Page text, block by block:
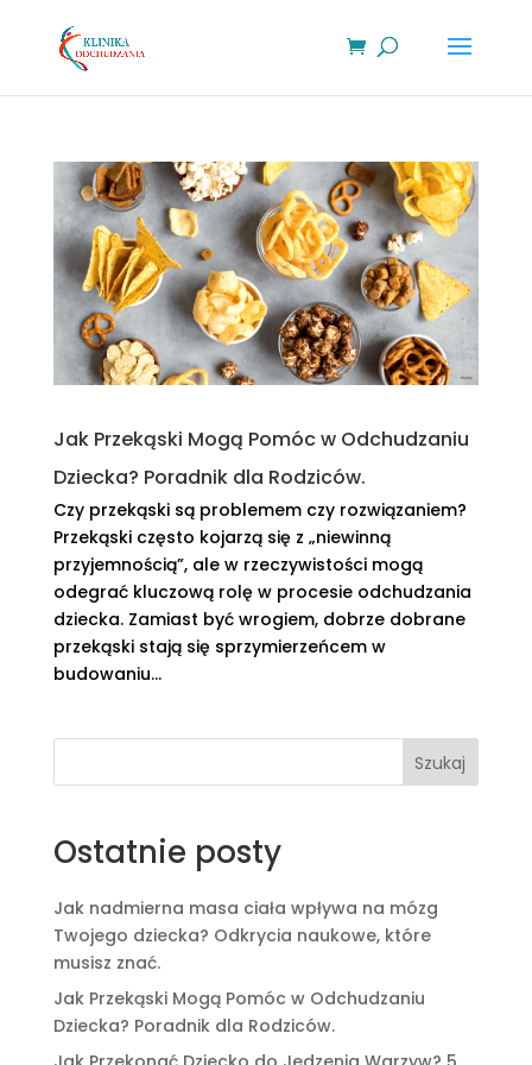
Jak Przekąski Mogą Pomóc w Odchudzaniu
Dziecka? Poradnik dla Rodziców.
Czy przekąski są problemem czy rozwiązaniem?
Przekąski często kojarzą się z „niewinną
przyjemnością”, ale w rzeczywistości mogą
odegrać kluczową rolę w procesie odchudzania
dziecka. Zamiast być wrogiem, dobrze dobrane
przekąski stają się sprzymierzeńcem w
budowaniu...
Szukaj
Ostatnie posty
Jak nadmierna masa ciała wpływa na mózg
Twojego dziecka? Odkrycia naukowe, które
musisz znać.
Jak Przekąski Mogą Pomóc w Odchudzaniu
Dziecka? Poradnik dla Rodziców.